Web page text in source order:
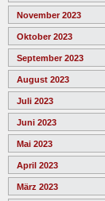
November 2023
Oktober 2023
September 2023
August 2023
Juli 2023
Juni 2023
Mai 2023
April 2023
März 2023